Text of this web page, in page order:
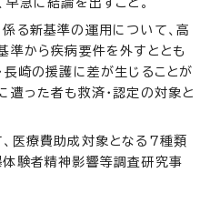
る新基準の運用について、高
準から疾病要件を外すととも
長崎の援護に差が生じることが
遭った者も救済・認定の対象と
医療費助成対象となる7種類
験者精神影響等調査研究事